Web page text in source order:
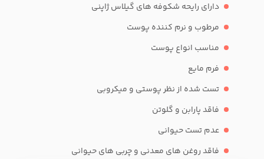
دارای رایحه شکوفه های گیلاس ژاپنی
مرطوب و نرم کننده پوست
مناسب انواع پوست
فرم مایع
تست شده از نظر پوستی و میکروبی
فاقد پارابن و گلوتن
عدم تست حیوانی
فاقد روغن های معدنی و چربی های حیوانی